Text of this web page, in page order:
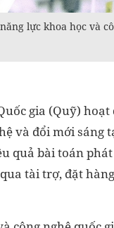
lực khoa học và
gia (Quỹ)
và đổi mới
quả bài toán
tài trợ, đặt